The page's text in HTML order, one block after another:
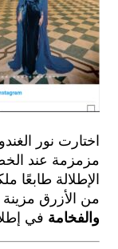
نور الغندور
عند الخصر مع
طابعًا ملكيًا
مزينة
في إطلالة